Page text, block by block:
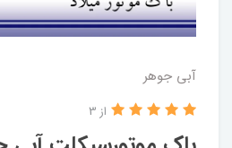
آبی جوهر
از 3